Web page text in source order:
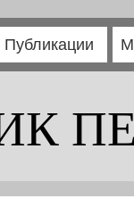
Публикации